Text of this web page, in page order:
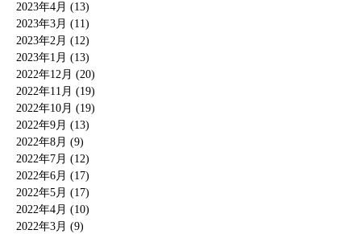
2023年4月 (13)
2023年3月 (11)
2023年2月 (12)
2023年1月 (13)
2022年12月 (20)
2022年11月 (19)
2022年10月 (19)
2022年9月 (13)
2022年8月 (9)
2022年7月 (12)
2022年6月 (17)
2022年5月 (17)
2022年4月 (10)
2022年3月 (9)